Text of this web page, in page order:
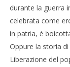
durante la guerra
celebrata come
in patria, è
Oppure la storia
Liberazione del